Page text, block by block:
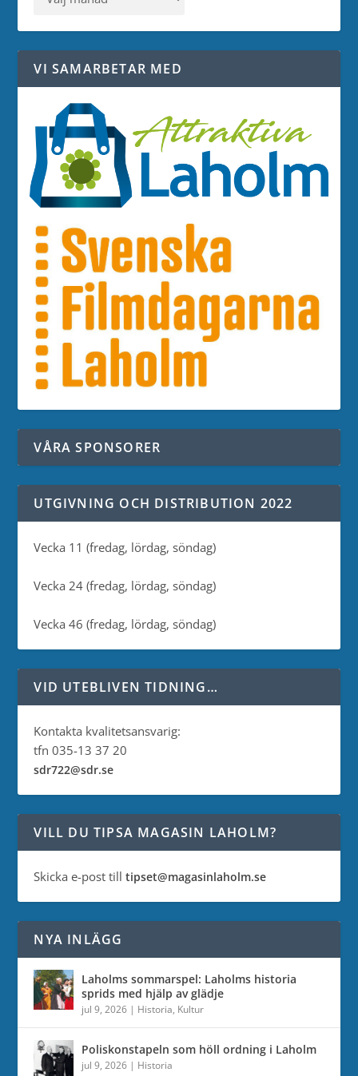
VI SAMARBETAR MED
VÅRA SPONSORER
UTGIVNING OCH DISTRIBUTION 2022
Vecka 11 (fredag, lördag, söndag)
Vecka 24 (fredag, lördag, söndag)
Vecka 46 (fredag, lördag, söndag)
VID UTEBLIVEN TIDNING…
Kontakta kvalitetsansvarig:
tfn 035-13 37 20
sdr722@sdr.se
VILL DU TIPSA MAGASIN LAHOLM?
Skicka e-post tilltipset@magasinlaholm.se
NYA INLÄGG
Laholms sommarspel: Laholms historia
sprids med hjälp av glädje
jul 9, 2026 | Historia, Kultur
Poliskonstapeln som höll ordning i Laholm
jul 9, 2026 | Historia